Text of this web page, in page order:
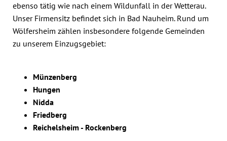
ebenso tätig wie nach einem Wildunfall in der Wetterau.
Unser Firmensitz befindet sich in Bad Nauheim. Rund um
Wölfersheim zählen insbesondere folgende Gemeinden
zu unserem Einzugsgebiet:
Münzenberg
Hungen
Nidda
Friedberg
Reichelsheim - Rockenberg